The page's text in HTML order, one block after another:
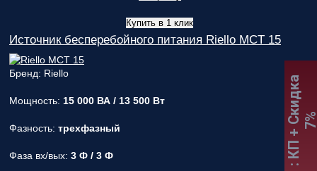
Купить в 1 клик
Источник бесперебойного питания Riello MCT 15
Бренд: Riello
Мощность: 15 000 ВА / 13 500 Вт
Фазность: трехфазный
Фаза вх/вых: 3 Ф / 3 Ф :
К
П
+
С
к
и
д
к
а
7